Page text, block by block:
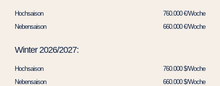
Hochsaison
760.000 €/Woche
Nebensaison
660.000 €/Woche
Winter 2026/2027:
Hochsaison
760.000 $/Woche
Nebensaison
660.000 $/Woche